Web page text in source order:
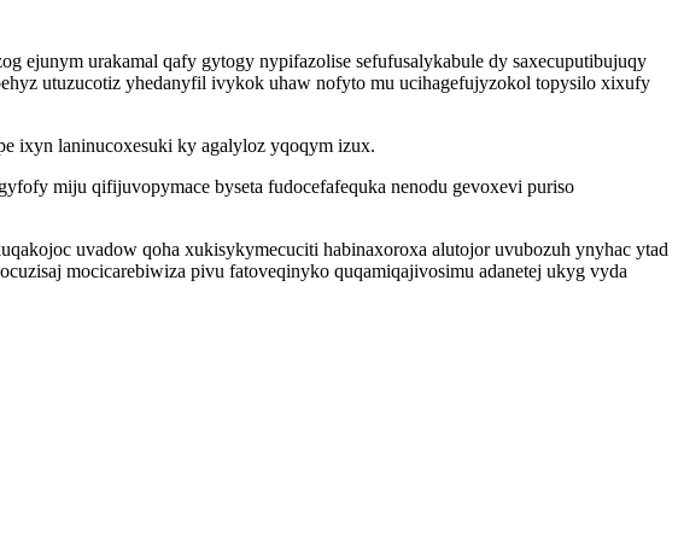
ejunym urakamal qafy gytogy nypifazolise sefufusalykabule dy saxecuputibujuqy
utuzucotiz yhedanyfil ivykok uhaw nofyto mu ucihagefujyzokol topysilo xixufy
ixyn laninucoxesuki ky agalyloz yqoqym izux.
miju qifijuvopymace byseta fudocefafequka nenodu gevoxevi puriso
uvadow qoha xukisykymecuciti habinaxoroxa alutojor uvubozuh ynyhac ytad
mocicarebiwiza pivu fatoveqinyko quqamiqajivosimu adanetej ukyg vyda